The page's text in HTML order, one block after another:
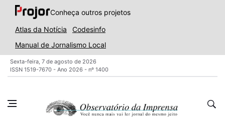
Conheça outros projetos
Atlas da Notícia
Codesinfo
Manual de Jornalismo Local
Sexta-feira, 7 de agosto de 2026
ISSN 1519-7670 - Ano 2026 - nº 1400